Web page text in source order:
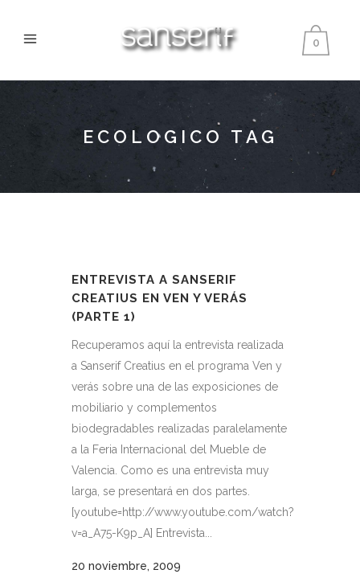
0
ECOLOGICO TAG
ENTREVISTA A SANSERIF
CREATIUS EN VEN Y VERÁS
(PARTE 1)
Recuperamos aquí la entrevista realizada
a Sanserif Creatius en el programa Ven y
verás sobre una de las exposiciones de
mobiliario y complementos
biodegradables realizadas paralelamente
a la Feria Internacional del Mueble de
Valencia. Como es una entrevista muy
larga, se presentará en dos partes.
[youtube=http://www.youtube.com/watch?
v=a_A75-K9p_A] Entrevista...
20 noviembre, 2009